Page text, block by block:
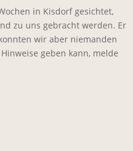
in Kisdorf gesichtet,
zu uns gebracht werden. Er
wir aber niemanden
geben kann, melde